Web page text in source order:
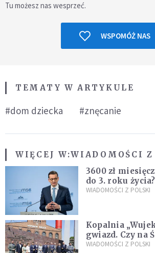
Tu możesz nas wesprzeć.
WSPOMÓŻ NAS
TEMATY W ARTYKULE
#dom dziecka #znęcanie
WIĘCEJ W:WIADOMOŚCI Z
3600 zł
do 3. roku
propozycji
WIADOMOŚCI Z POLSKI
Kopalnia
gwiazd. Czy na
„Dolina
WIADOMOŚCI Z POLSKI